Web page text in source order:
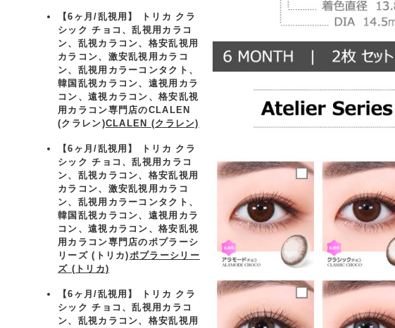
【6ヶ月/乱視用】 トリカ クラ
シック チョコ、乱視用カラコ
ン、乱視カラコン、格安乱視用
カラコン、激安乱視用カラコ
ン、乱視用カラーコンタクト、
韓国乱視カラコン、遠視用カラ
コン、遠視カラコン、格安乱視
用カラコン専門店のCLALEN
(クラレン)CLALEN (クラレン)
【6ヶ月/乱視用】 トリカ クラ
シック チョコ、乱視用カラコ
ン、乱視カラコン、格安乱視用
カラコン、激安乱視用カラコ
ン、乱視用カラーコンタクト、
韓国乱視カラコン、遠視用カラ
コン、遠視カラコン、格安乱視
用カラコン専門店のポプラーシ
リーズ (トリカ)ポプラーシリー
ズ (トリカ)
【6ヶ月/乱視用】 トリカ クラ
シック チョコ、乱視用カラコ
ン、乱視カラコン、格安乱視用